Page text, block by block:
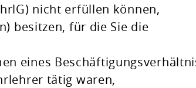
nicht erfüllen können,
besitzen, für die Sie die
eines
tätig waren,